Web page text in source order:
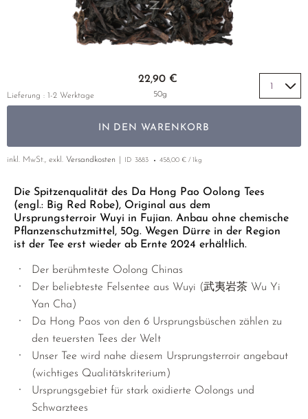
EMPFEHLUNGEN
GELBER TEE
EMPFEHLUNGEN
EARL GREY
EMPFEHLUNGEN
NACH SORTE
MATE TEE
AMAZONAS TEES
Die Spitzenqualität des Da Hong Pao Oolong Tees
(engl.: Big Red Robe), Original aus dem
Ursprungsterroir Wuyi in Fujian. Anbau ohne chemische
Pflanzenschutzmittel, 50g. Wegen Dürre in der Region
ist der Tee erst wieder ab Ernte 2024 erhältlich.
Der berühmteste Oolong Chinas
Der beliebteste Felsentee aus Wuyi (武夷岩茶 Wu Yi
Yan Cha)
Da Hong Paos von den 6 Ursprungsbüschen zählen zu
den teuersten Tees der Welt
Unser Tee wird nahe diesem Ursprungsterroir angebaut
(wichtiges Qualitätskriterium)
Ursprungsgebiet für stark oxidierte Oolongs und
Schwarztees
22,90 €
50g
IN DEN WARENKORB
Lieferung : 1-2 Werktage
inkl. MwSt., exkl. Versandkosten ID 3883 458,00 € / 1kg